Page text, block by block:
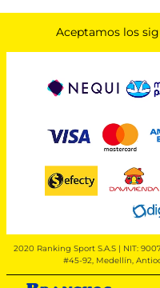
Aceptamos los
2020 Ranking Sport S.A.S | NIT:
#45-92, Medellín,